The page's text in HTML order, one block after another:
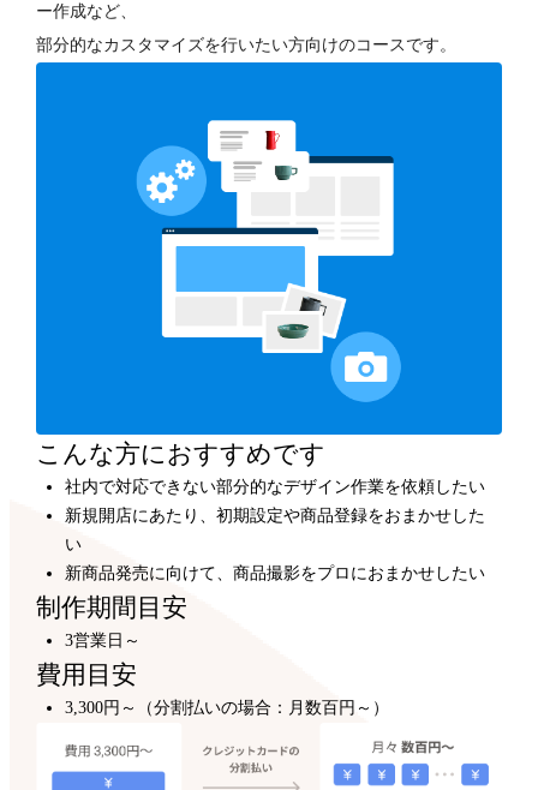
ECサイトの“勝ちパターン”を網羅したデザイン構築と、
各種支援（分析・集客・CRM・更新）を行います。
デザインフルカスタマイズ
800,000円～
オーナーさまのご要望に合わせて、ショップデザインを
フルカスタマイズします。
300,000円～
プロのデザイナーが、テンプレートをもとにショップデ
ー作成など、
部分的なカスタマイズを行いたい方向けのコースです。
こんな方におすすめです
社内で対応できない部分的なデザイン作業を依頼したい
新規開店にあたり、初期設定や商品登録をおまかせした
い
新商品発売に向けて、商品撮影をプロにおまかせしたい
制作期間目安
3営業日～
費用目安
3,300円～（分割払いの場合：月数百円～）